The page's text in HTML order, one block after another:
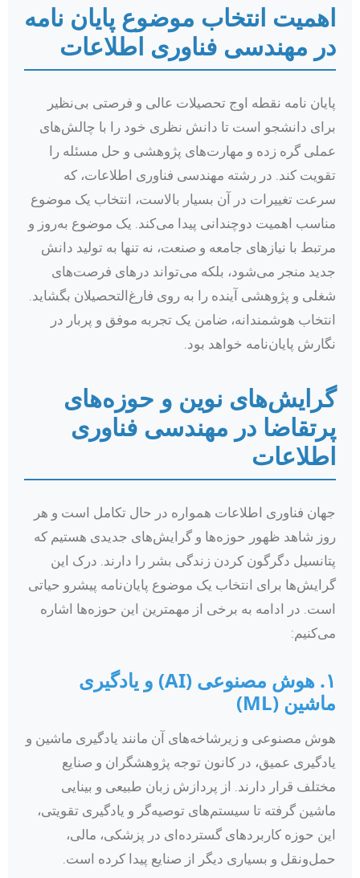
اهمیت انتخاب موضوع پایان نامه
در مهندسی فناوری اطلاعات
پایان نامه نقطه اوج تحصیلات عالی و فرصتی بی‌نظیر
برای دانشجو است تا دانش نظری خود را با چالش‌های
عملی گره زده و مهارت‌های پژوهشی و حل مسئله را
تقویت کند. در رشته مهندسی فناوری اطلاعات، که
سرعت تغییرات در آن بسیار بالاست، انتخاب یک موضوع
مناسب اهمیت دوچندانی پیدا می‌کند. یک موضوع به‌روز و
مرتبط با نیازهای جامعه و صنعت، نه تنها به تولید دانش
جدید منجر می‌شود، بلکه می‌تواند درهای فرصت‌های
شغلی و پژوهشی آینده را به روی فارغ‌التحصیلان بگشاید.
انتخاب هوشمندانه، ضامن یک تجربه موفق و پربار در
نگارش پایان‌نامه خواهد بود.
گرایش‌های نوین و حوزه‌های
پرتقاضا در مهندسی فناوری
اطلاعات
جهان فناوری اطلاعات همواره در حال تکامل است و هر
روز شاهد ظهور حوزه‌ها و گرایش‌های جدیدی هستیم که
پتانسیل دگرگون کردن زندگی بشر را دارند. درک این
گرایش‌ها برای انتخاب یک موضوع پایان‌نامه پیشرو حیاتی
است. در ادامه به برخی از مهمترین این حوزه‌ها اشاره
می‌کنیم:
۱. هوش مصنوعی (AI) و یادگیری
ماشین (ML)
هوش مصنوعی و زیرشاخه‌های آن مانند یادگیری ماشین و
یادگیری عمیق، در کانون توجه پژوهشگران و صنایع
مختلف قرار دارند. از پردازش زبان طبیعی و بینایی
ماشین گرفته تا سیستم‌های توصیه‌گر و یادگیری تقویتی،
این حوزه کاربردهای گسترده‌ای در پزشکی، مالی،
حمل‌ونقل و بسیاری دیگر از صنایع پیدا کرده است.